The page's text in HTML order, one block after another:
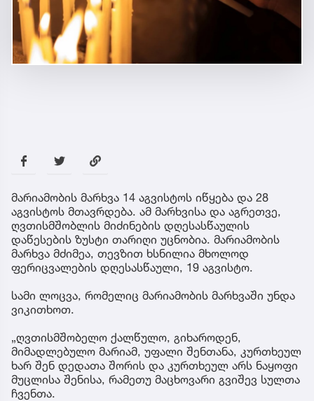
მარიამობის მარხვა 14 აგვისტოს იწყება და 28
აგვისტოს მთავრდება. ამ მარხვისა და აგრეთვე,
ღვთისმშობლის მიძინების დღესასწაულის
დაწესების ზუსტი თარიღი უცნობია. მარიამობის
მარხვა მძიმეა, თევზით ხსნილია მხოლოდ
ფერიცვალების დღესასწაული, 19 აგვისტო.
სამი ლოცვა, რომელიც მარიამობის მარხვაში უნდა
ვიკითხოთ.
„ღვთისმშობელო ქალწულო, გიხაროდენ,
მიმადლებულო მარიამ, უფალი შენთანა, კურთხეულ
ხარ შენ დედათა შორის და კურთხეულ არს ნაყოფი
მუცლისა შენისა, რამეთუ მაცხოვარი გვიშევ სულთა
ჩვენთა.